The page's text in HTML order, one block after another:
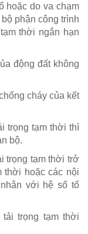
hoặc do va chạm
phận công trình
thời ngắn hạn
động đất không
cháy của kết
trọng tạm thời thì
bộ.
trọng tạm thời trở
thời hoặc các nội
với hệ số tổ
trọng tạm thời